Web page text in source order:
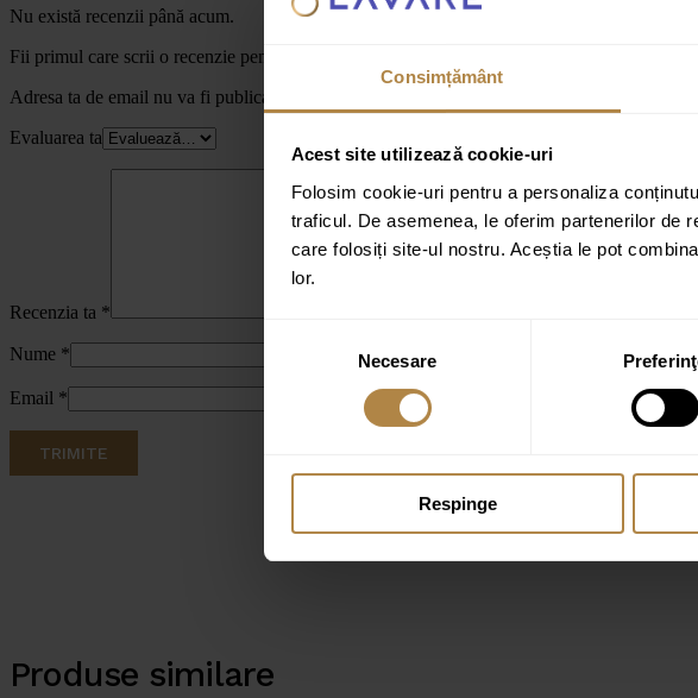
Consimțământ
Acest site utilizează cookie-uri
Folosim cookie-uri pentru a personaliza
traficul. De asemenea, le oferim partenerilor de
care folosiți site-ul nostru. Aceștia le pot
lor.
consimțământului
Necesare
Respinge
Nu există recenzii până acum.
Fii primul care scrii o recenzie pentru „Coloană de duș cu baterie Invena GLAMOUR
Adresa ta de email nu va fi publicată.
Evaluarea ta
Recenzia ta *
Nume *
Email *
Produse similare